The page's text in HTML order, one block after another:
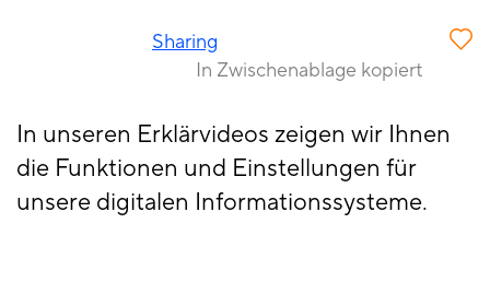
Sharing
In Zwischenablage kopiert
In unseren Erklärvideos zeigen wir Ihnen
die Funktionen und Einstellungen für
unsere digitalen Informationssysteme.